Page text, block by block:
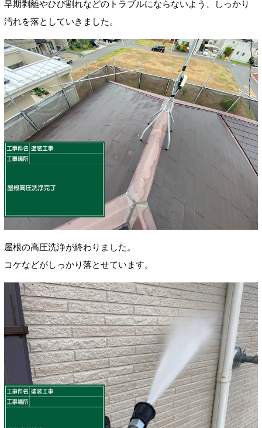
早期剥離やひび割れなどのトラブルにならないよう、しっかり
汚れを落としていきました。
屋根の高圧洗浄が終わりました。
コケなどがしっかり落とせています。